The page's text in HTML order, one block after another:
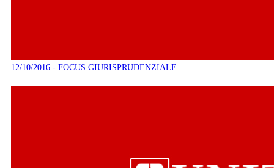
12/10/2016 - FOCUS GIURISPRUDENZIALE